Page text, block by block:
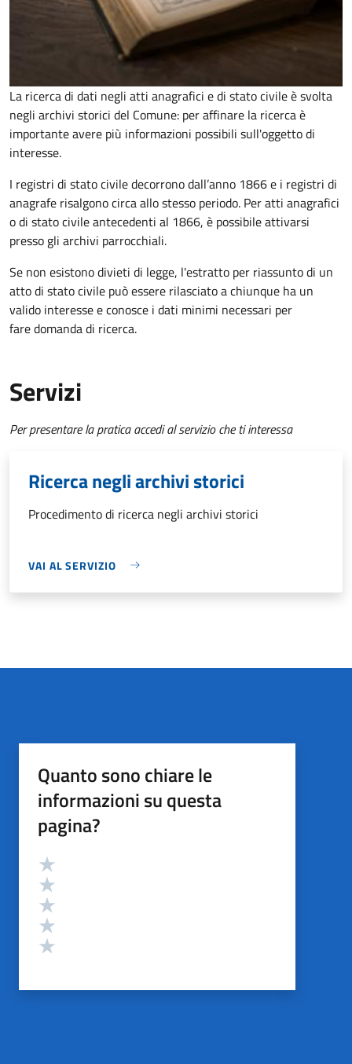
La ricerca di dati negli atti anagrafici e di stato civile è svolta
negli archivi storici del Comune: per affinare la ricerca è
importante avere più informazioni possibili sull'oggetto di
interesse.
I registri di stato civile decorrono dall’anno 1866 e i registri di
anagrafe risalgono circa allo stesso periodo. Per atti anagrafici
o di stato civile antecedenti al 1866, è possibile attivarsi
presso gli archivi parrocchiali.
Se non esistono divieti di legge, l'estratto per riassunto di un
atto di stato civile può essere rilasciato a chiunque ha un
valido interesse e conosce i dati minimi necessari per
fare domanda di ricerca.
Servizi
Per presentare la pratica accedi al servizio che ti interessa
Ricerca negli archivi storici
Procedimento di ricerca negli archivi storici
VAI AL SERVIZIO
Quanto sono chiare le
informazioni su questa
pagina?
Valutazione